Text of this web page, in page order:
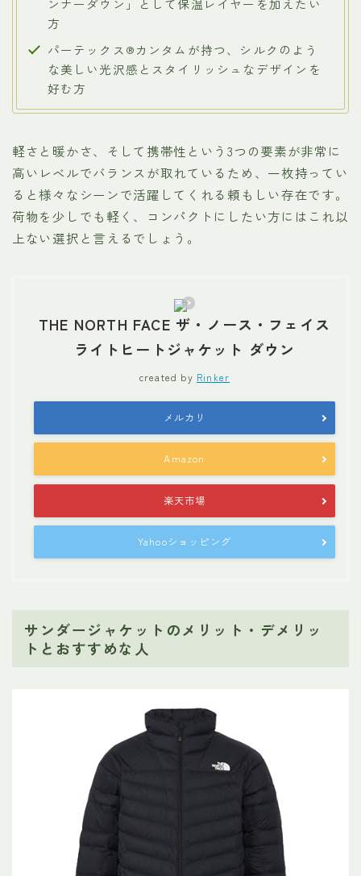
ンナーダウン」として保温レイヤーを加えたい
方
パーテックス®カンタムが持つ、シルクのよう
な美しい光沢感とスタイリッシュなデザインを
好む方
軽さと暖かさ、そして携帯性という3つの要素が非常に
高いレベルでバランスが取れているため、一枚持ってい
ると様々なシーンで活躍してくれる頼もしい存在です。
荷物を少しでも軽く、コンパクトにしたい方にはこれ以
上ない選択と言えるでしょう。
THE NORTH FACE ザ・ノース・フェイス
ライトヒートジャケット ダウン
created by Rinker
メルカリ
Amazon
楽天市場
Yahooショッピング
サンダージャケットのメリット・デメリッ
トとおすすめな人